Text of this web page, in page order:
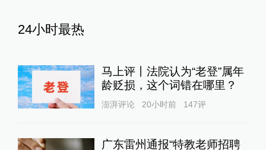
24小时最热
马上评丨法院认为“老登”属年
龄贬损，这个词错在哪里？
澎湃评论 20小时前 147评
广东雷州通报“特教老师招聘